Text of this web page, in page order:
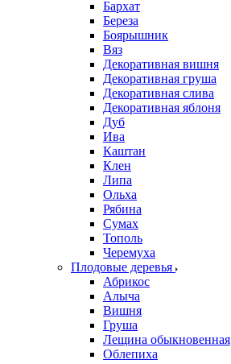
Бархат
Береза
Боярышник
Вяз
Декоративная вишня
Декоративная груша
Декоративная слива
Декоративная яблоня
Дуб
Ива
Каштан
Клен
Липа
Ольха
Рябина
Сумах
Тополь
Черемуха
Плодовые деревья
Абрикос
Алыча
Вишня
Груша
Лещина обыкновенная
Облепиха